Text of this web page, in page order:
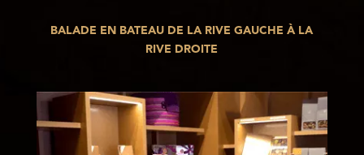
BALADE EN BATEAU DE LA RIVE GAUCHE À LA
RIVE DROITE